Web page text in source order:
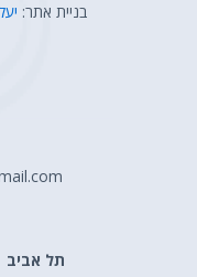
בניית אתר:
תל אביב